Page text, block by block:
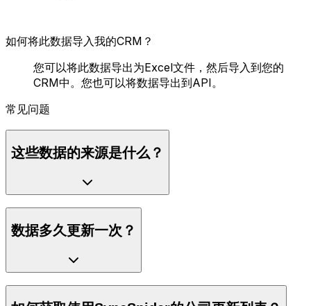
如何将此数据导入我的CRM？
您可以将此数据导出为Excel文件，然后导入到您的
CRM中。您也可以将数据导出到API。
常见问题
这些数据的来源是什么？
数据多久更新一次？